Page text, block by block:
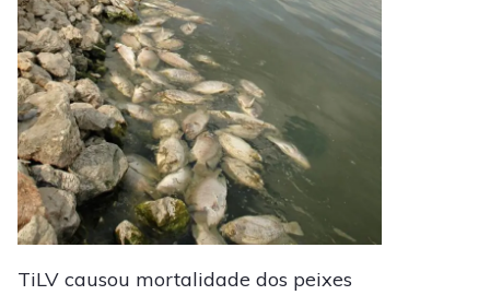
TiLV causou mortalidade dos peixes